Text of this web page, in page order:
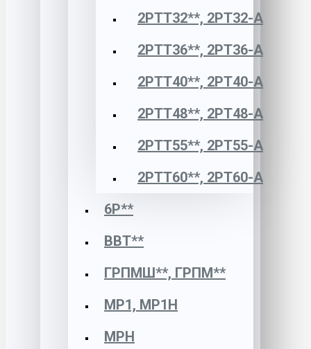
2РТТ32**, 2РТ32-А
2РТТ36**, 2РТ36-А
2РТТ40**, 2РТ40-А
2РТТ48**, 2РТ48-А
2РТТ55**, 2РТ55-А
2РТТ60**, 2РТ60-А
6Р**
ВВТ**
ГРПМШ**, ГРПМ**
МР1, МР1Н
МРН